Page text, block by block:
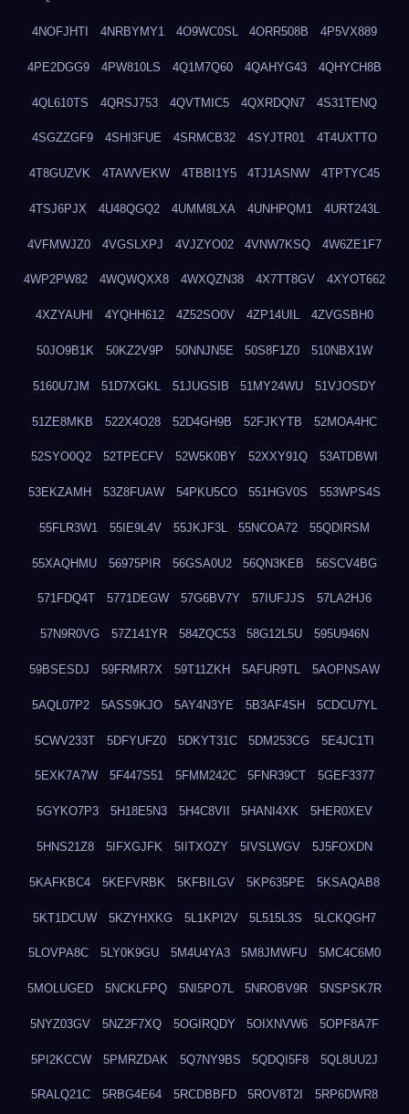
4NOFJHTI 4NRBYMY1 4O9WC0SL 4ORR508B 4P5VX889
4PE2DGG9 4PW810LS 4Q1M7Q60 4QAHYG43 4QHYCH8B
4QL610TS 4QRSJ753 4QVTMIC5 4QXRDQN7 4S31TENQ
4SGZZGF9 4SHI3FUE 4SRMCB32 4SYJTR01 4T4UXTTO
4T8GUZVK 4TAWVEKW 4TBBI1Y5 4TJ1ASNW 4TPTYC45
4TSJ6PJX 4U48QGQ2 4UMM8LXA 4UNHPQM1 4URT243L
4VFMWJZ0 4VGSLXPJ 4VJZYO02 4VNW7KSQ 4W6ZE1F7
4WP2PW82 4WQWQXX8 4WXQZN38 4X7TT8GV 4XYOT662
4XZYAUHI 4YQHH612 4Z52SO0V 4ZP14UIL 4ZVGSBH0
50JO9B1K 50KZ2V9P 50NNJN5E 50S8F1Z0 510NBX1W
5160U7JM 51D7XGKL 51JUGSIB 51MY24WU 51VJOSDY
51ZE8MKB 522X4O28 52D4GH9B 52FJKYTB 52MOA4HC
52SYO0Q2 52TPECFV 52W5K0BY 52XXY91Q 53ATDBWI
53EKZAMH 53Z8FUAW 54PKU5CO 551HGV0S 553WPS4S
55FLR3W1 55IE9L4V 55JKJF3L 55NCOA72 55QDIRSM
55XAQHMU 56975PIR 56GSA0U2 56QN3KEB 56SCV4BG
571FDQ4T 5771DEGW 57G6BV7Y 57IUFJJS 57LA2HJ6
57N9R0VG 57Z141YR 584ZQC53 58G12L5U 595U946N
59BSESDJ 59FRMR7X 59T11ZKH 5AFUR9TL 5AOPNSAW
5AQL07P2 5ASS9KJO 5AY4N3YE 5B3AF4SH 5CDCU7YL
5CWV233T 5DFYUFZ0 5DKYT31C 5DM253CG 5E4JC1TI
5EXK7A7W 5F447S51 5FMM242C 5FNR39CT 5GEF3377
5GYKO7P3 5H18E5N3 5H4C8VII 5HANI4XK 5HER0XEV
5HNS21Z8 5IFXGJFK 5IITXOZY 5IVSLWGV 5J5FOXDN
5KAFKBC4 5KEFVRBK 5KFBILGV 5KP635PE 5KSAQAB8
5KT1DCUW 5KZYHXKG 5L1KPI2V 5L515L3S 5LCKQGH7
5LOVPA8C 5LY0K9GU 5M4U4YA3 5M8JMWFU 5MC4C6M0
5MOLUGED 5NCKLFPQ 5NI5PO7L 5NROBV9R 5NSPSK7R
5NYZ03GV 5NZ2F7XQ 5OGIRQDY 5OIXNVW6 5OPF8A7F
5PI2KCCW 5PMRZDAK 5Q7NY9BS 5QDQI5F8 5QL8UU2J
5RALQ21C 5RBG4E64 5RCDBBFD 5ROV8T2I 5RP6DWR8